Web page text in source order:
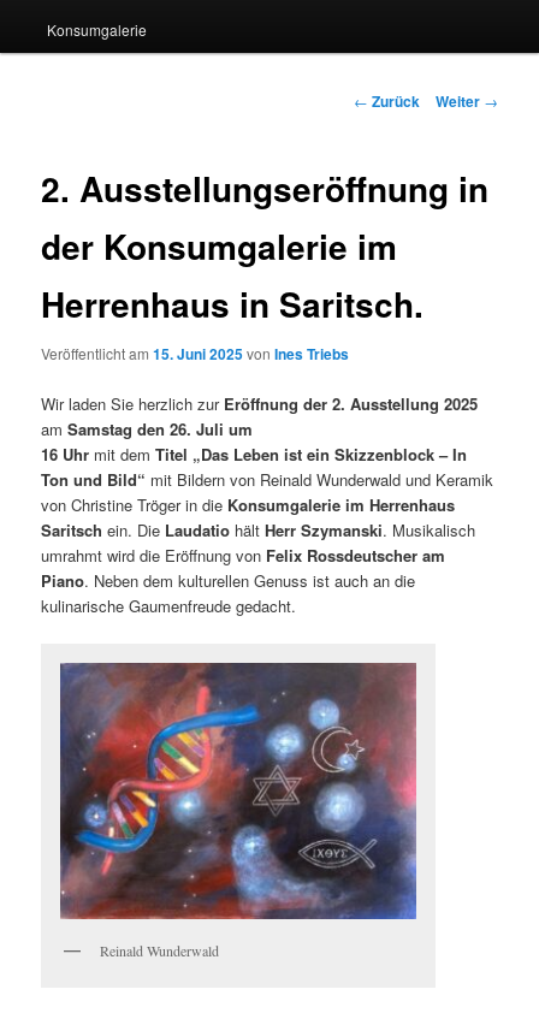
Konsumgalerie
Beitragsnavigation
← Zurück Weiter →
2. Ausstellungseröffnung in
der Konsumgalerie im
Herrenhaus in Saritsch.
Veröffentlicht am15. Juni 2025vonInes Triebs
Wir laden Sie herzlich zur Eröffnung der 2. Ausstellung 2025
amSamstag den 26. Juli um
16 Uhr mit demTitel „Das Leben ist ein Skizzenblock – In
Ton und Bild“ mit Bildern von Reinald Wunderwald und Keramik
von Christine Tröger in die Konsumgalerie im Herrenhaus
Saritschein. Die Laudatio hältHerr Szymanski. Musikalisch
umrahmt wird die Eröffnung von Felix Rossdeutscher am
Piano. Neben dem kulturellen Genuss ist auch an die
kulinarische Gaumenfreude gedacht.
Reinald Wunderwald